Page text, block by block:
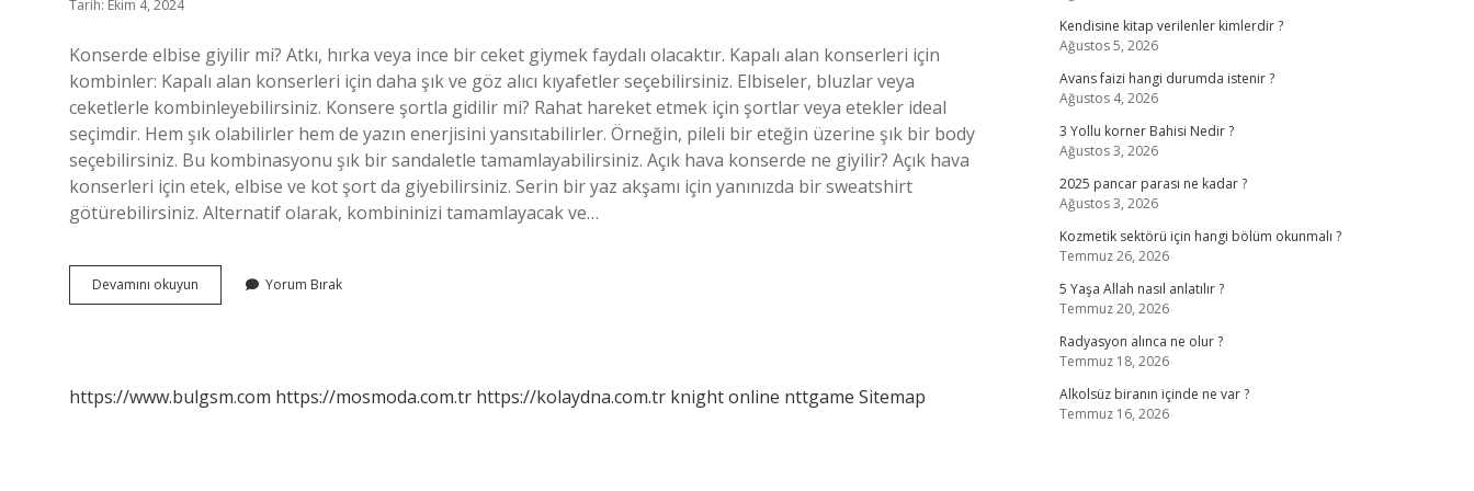
Tarih: Ekim 4, 2024
Konserde elbise giyilir mi? Atkı, hırka veya ince bir ceket giymek faydalı olacaktır. Kapalı alan konserleri için
kombinler: Kapalı alan konserleri için daha şık ve göz alıcı kıyafetler seçebilirsiniz. Elbiseler, bluzlar veya
ceketlerle kombinleyebilirsiniz. Konsere şortla gidilir mi? Rahat hareket etmek için şortlar veya etekler ideal
seçimdir. Hem şık olabilirler hem de yazın enerjisini yansıtabilirler. Örneğin, pileli bir eteğin üzerine şık bir body
seçebilirsiniz. Bu kombinasyonu şık bir sandaletle tamamlayabilirsiniz. Açık hava konserde ne giyilir? Açık hava
konserleri için etek, elbise ve kot şort da giyebilirsiniz. Serin bir yaz akşamı için yanınızda bir sweatshirt
götürebilirsiniz. Alternatif olarak, kombininizi tamamlayacak ve…
Devamını okuyun
Konserine
Yorum Bırak
https://www.bulgsm.com https://mosmoda.com.tr https://kolaydna.com.tr knight online nttgame Sitemap
Kendisine kitap verilenler kimlerdir ?
Ağustos 5, 2026
Avans faizi hangi durumda istenir ?
Ağustos 4, 2026
3 Yollu korner Bahisi Nedir ?
Ağustos 3, 2026
2025 pancar parası ne kadar ?
Ağustos 3, 2026
Kozmetik sektörü için hangi bölüm okunmalı ?
Temmuz 26, 2026
5 Yaşa Allah nasıl anlatılır ?
Temmuz 20, 2026
Radyasyon alınca ne olur ?
Temmuz 18, 2026
Alkolsüz biranın içinde ne var ?
Temmuz 16, 2026